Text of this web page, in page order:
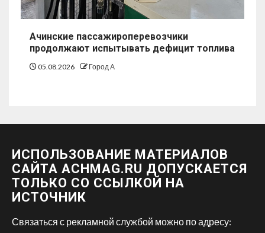
Ачинские пассажироперевозчики
продолжают испытывать дефицит топлива
05.08.2026 Город А
ИСПОЛЬЗОВАНИЕ МАТЕРИАЛОВ
САЙТА ACHMAG.RU ДОПУСКАЕТСЯ
ТОЛЬКО СО ССЫЛКОЙ НА
ИСТОЧНИК
Связаться с рекламной службой можно по адресу: